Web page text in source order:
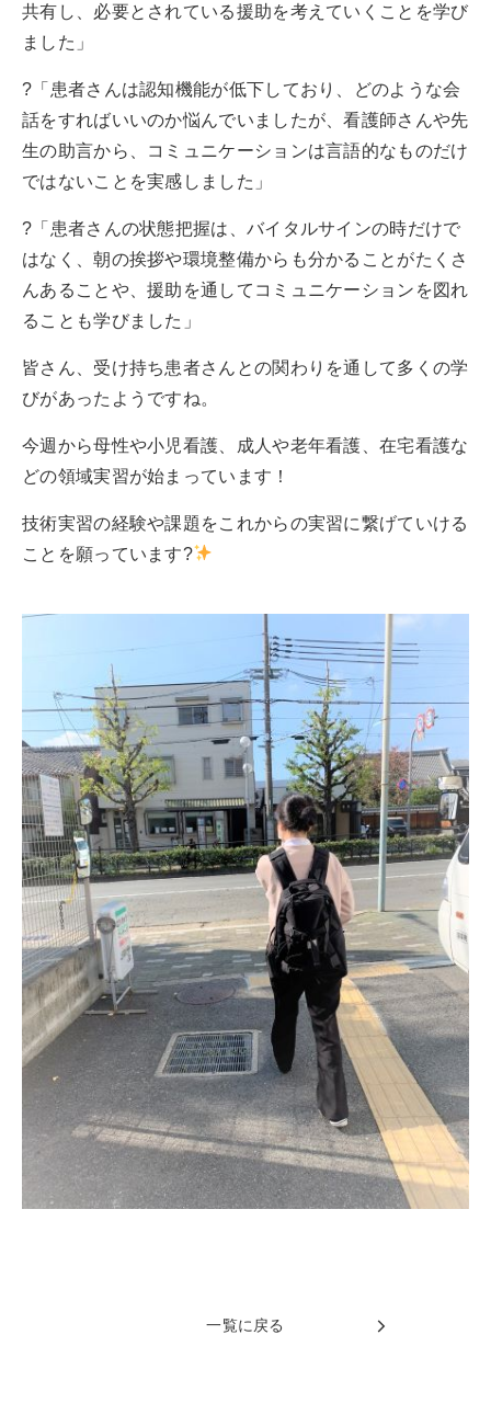
共有し、必要とされている援助を考えていくことを学び
ました」
?「患者さんは認知機能が低下しており、どのような会
話をすればいいのか悩んでいましたが、看護師さんや先
生の助言から、コミュニケーションは言語的なものだけ
ではないことを実感しました」
?「患者さんの状態把握は、バイタルサインの時だけで
はなく、朝の挨拶や環境整備からも分かることがたくさ
んあることや、援助を通してコミュニケーションを図れ
ることも学びました」
皆さん、受け持ち患者さんとの関わりを通して多くの学
びがあったようですね。
今週から母性や小児看護、成人や老年看護、在宅看護な
どの領域実習が始まっています！
技術実習の経験や課題をこれからの実習に繋げていける
ことを願っています?
一覧に戻る